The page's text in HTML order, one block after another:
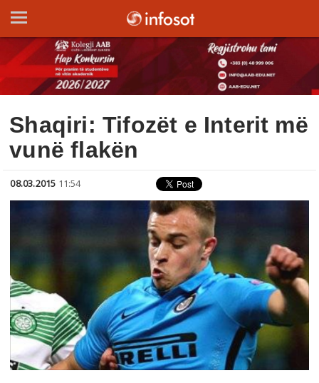
Shaqiri: Tifozët e Interit më
vunë flakën
08.03.2015 11:54